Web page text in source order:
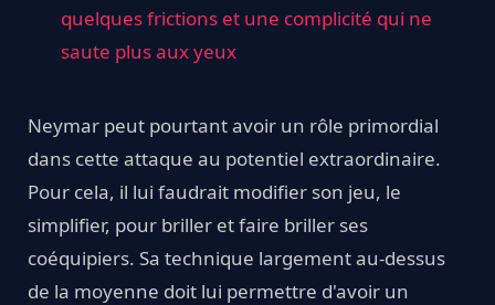
quelques frictions et une complicité qui ne
saute plus aux yeux
Neymar peut pourtant avoir un rôle primordial
dans cette attaque au potentiel extraordinaire.
Pour cela, il lui faudrait modifier son jeu, le
simplifier, pour briller et faire briller ses
coéquipiers. Sa technique largement au-dessus
de la moyenne doit lui permettre d'avoir un